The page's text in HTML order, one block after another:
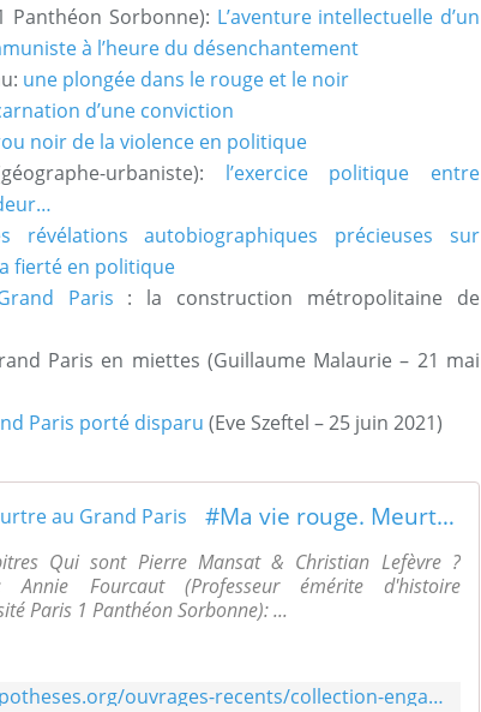
Panthéon Sorbonne): L’aventure intellectuelle d’un
à l’heure du désenchantement
une plongée dans le rouge et le noir
d’une conviction
noir de la violence en politique
urbaniste): l’exercice politique entre
révélations autobiographiques précieuses sur
fierté en politique
Paris : la construction métropolitaine de
Paris en miettes (Guillaume Malaurie – 21 mai
Paris porté disparu (Eve Szeftel – 25 juin 2021)
#Ma vie rouge. Meurtre au Grand Paris
Qui sont Pierre Mansat & Christian Lefèvre ?
Annie Fourcaut (Professeur émérite d'histoire
Paris 1 Panthéon Sorbonne): ...
https://enigmes.hypotheses.org/ouvrages-recents/collection-engagement/ma-vie-rouge-meurtre-au-grand-paris